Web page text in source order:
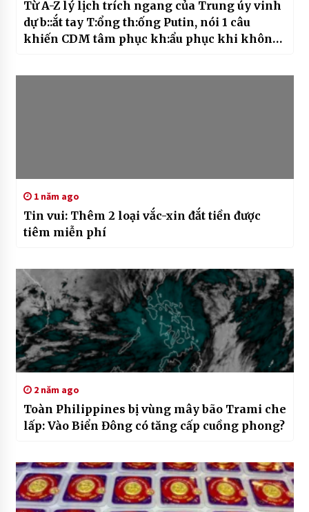
Từ A-Z lý lịch trích ngang của Trung úy vinh
dự b::ắt tay T:ổng th:ống Putin, nói 1 câu
khiến CDM tâm phục kh:ẩu phục khi không
1 năm ago
Tin vui: Thêm 2 loại vắc-xin đắt tiền được
tiêm miễn phí
2 năm ago
Toàn Philippines bị vùng mây bão Trami che
lấp: Vào Biển Đông có tăng cấp cuồng phong?